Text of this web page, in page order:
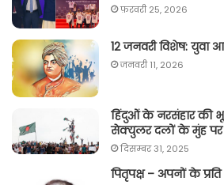
फ़रवरी 25, 2026
12 जनवरी विशेष: युवा
जनवरी 11, 2026
हिंदुओं के नरसंहार की
सेक्युलर दलों के मुंह पर
दिसम्बर 31, 2025
पितृपक्ष – अपनों के प्रति